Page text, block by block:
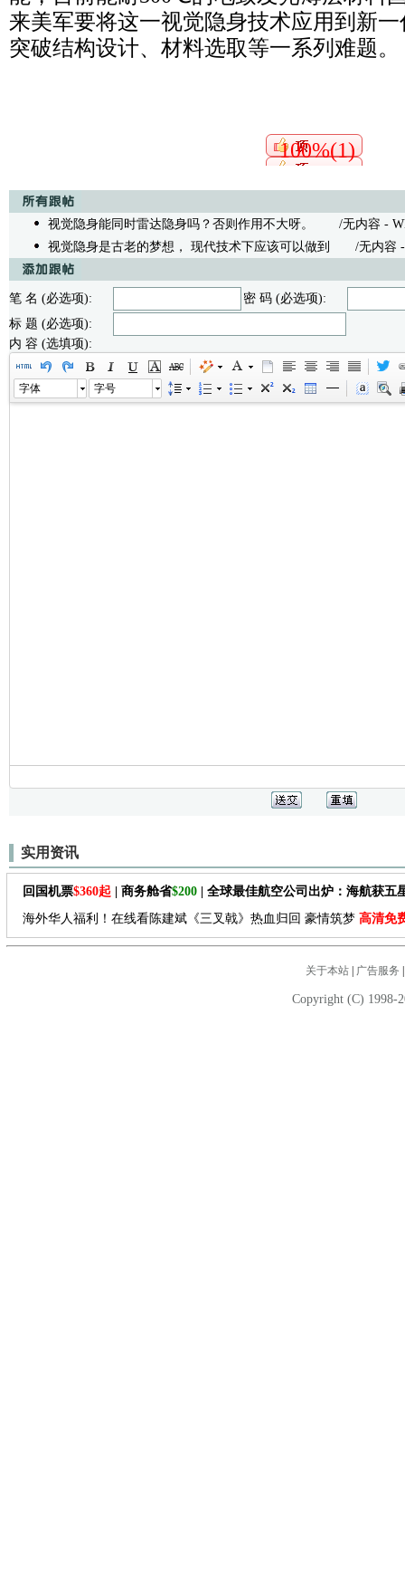
来美军要将这一视觉隐身技术应用到新
突破结构设计、材料选取等一系列难题。
100%(1)
视觉隐身能同时雷达隐身吗？否则作用不大呀。
/无内容 -
视觉隐身是古老的梦想， 现代技术下应该可以做到
/无内容 -
笔 名 (必选项):
密 码 (必选项):
标 题 (必选项):
内 容 (选填项):
字体 字号
实用资讯
回国机票$360起 | 商务舱省$200 | 全球最佳航空公司出炉：海航获五
海外华人福利！在线看陈建斌《三叉戟》热血归回 豪情筑梦 高清免
关于本站| 广告服务
Copyright (C) 1998-